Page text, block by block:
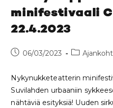
minifestivaali
22.4.2023
06/03/2023
Nykynukketeatterin
Suvilahden urbaaniin
nähtäviä esityksiä! Uuden